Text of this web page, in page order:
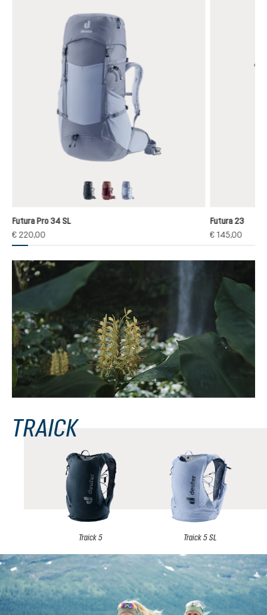
blackcassis-ashrose
polar-bluejay
Futura Pro 34 SL
€ 220,00
Futura 23
€ 145,00
TRAICK
Traick 5 Traick 5 SL